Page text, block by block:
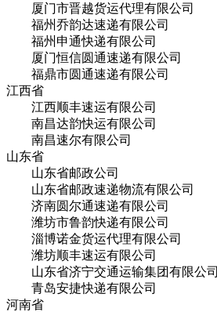
厦门市晋越货运代理有限公司
福州乔韵达速递有限公司
福州申通快递有限公司
厦门恒信圆通速递有限公司
福鼎市圆通速递有限公司
江西省
江西顺丰速运有限公司
南昌达韵快运有限公司
南昌速尔有限公司
山东省
山东省邮政公司
山东省邮政速递物流有限公司
济南圆尔通速递有限公司
潍坊市鲁韵快递有限公司
淄博诺金货运代理有限公司
潍坊顺丰速运有限公司
山东省济宁交通运输集团有限公司
青岛安捷快递有限公司
河南省